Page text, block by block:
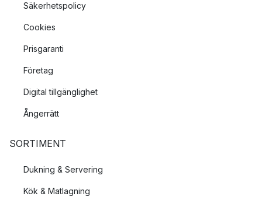
Säkerhetspolicy
Cookies
Prisgaranti
Företag
Digital tillgänglighet
Ångerrätt
SORTIMENT
Dukning & Servering
Kök & Matlagning